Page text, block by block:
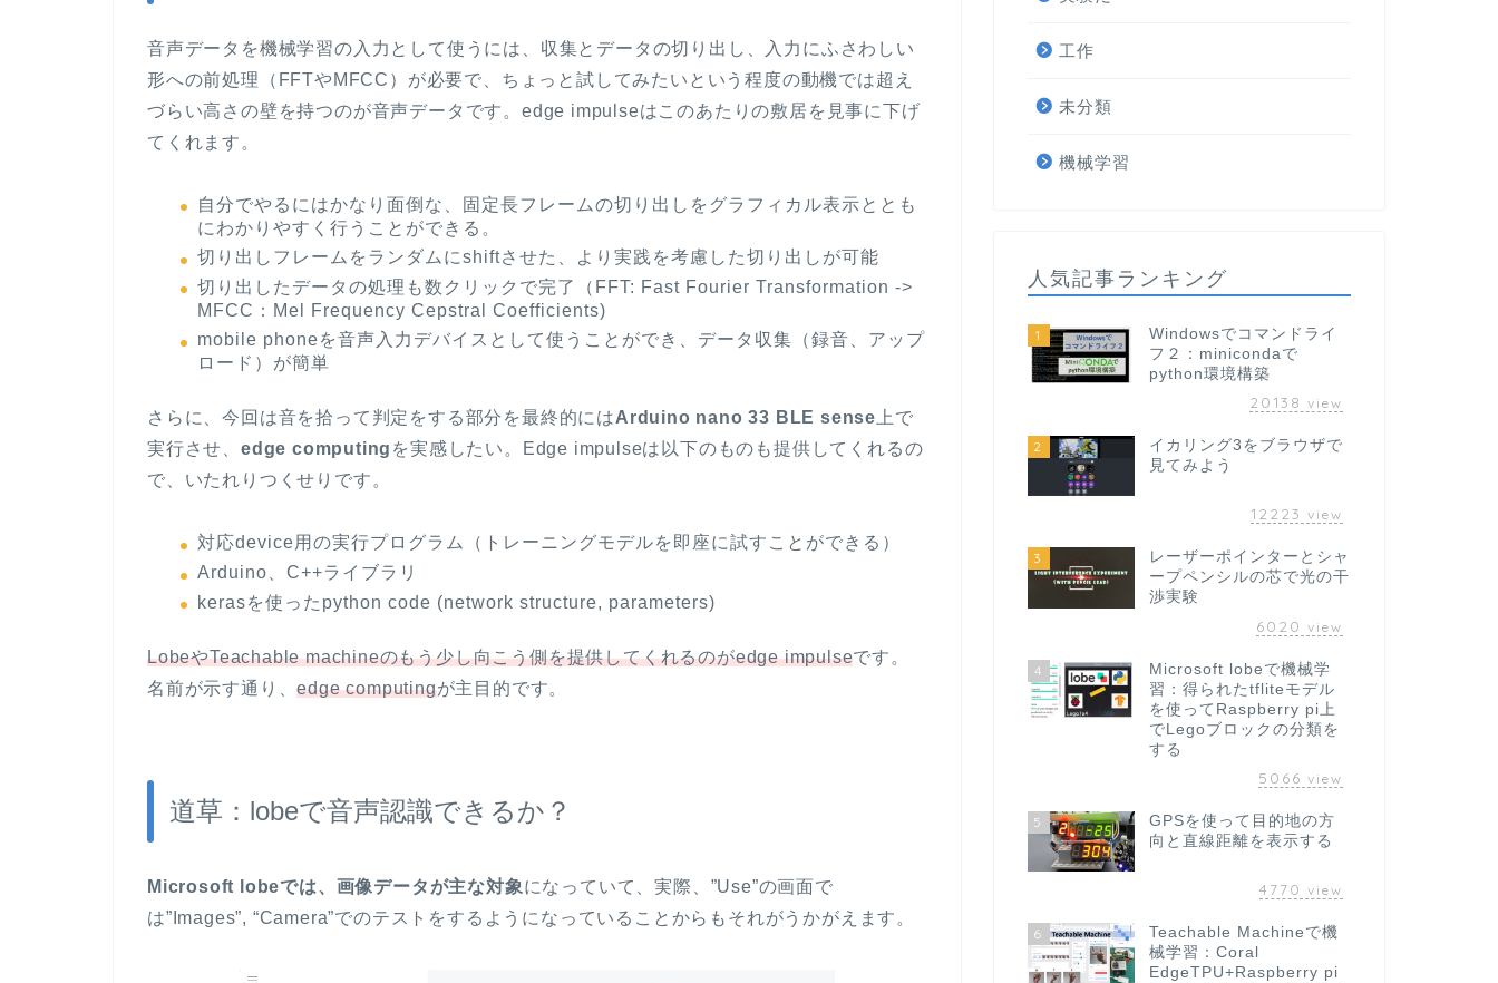
音声データを機械学習の入力として使うには、収集とデータの切り出し、入力にふさわしい
形への前処理（FFTやMFCC）が必要で、ちょっと試してみたいという程度の動機では超え
づらい高さの壁を持つのが音声データです。edge impulseはこのあたりの敷居を見事に下げ
てくれます。
自分でやるにはかなり面倒な、固定長フレームの切り出しをグラフィカル表示ととも
にわかりやすく行うことができる。
切り出しフレームをランダムにshiftさせた、より実践を考慮した切り出しが可能
切り出したデータの処理も数クリックで完了（FFT: Fast Fourier Transformation ->
MFCC：Mel Frequency Cepstral Coefficients)
mobile phoneを音声入力デバイスとして使うことができ、データ収集（録音、アップ
ロード）が簡単
さらに、今回は音を拾って判定をする部分を最終的にはArduino nano 33 BLE sense上で
実行させ、 edge computing を実感したい。Edge impulseは以下のものも提供してくれるの
で、いたれりつくせりです。
対応device用の実行プログラム（トレーニングモデルを即座に試すことができる）
Arduino、C++ライブラリ
kerasを使ったpython code (network structure, parameters)
LobeやTeachable machineのもう少し向こう側を提供してくれるのがedge impulseです。
名前が示す通り、edge computingが主目的です。
道草：lobeで音声認識できるか？
Microsoft lobeでは、画像データが主な対象になっていて、実際、”Use”の画面で
は”Images”, “Camera”でのテストをするようになっていることからもそれがうかがえます。
工作
未分類
機械学習
人気記事ランキング
1
Windowsでコマンドライ
フ２：minicondaで
python環境構築
20138 view
2
イカリング3をブラウザで
見てみよう
12223 view
3
レーザーポインターとシャ
ープペンシルの芯で光の干
渉実験
6020 view
4
Microsoft lobeで機械学
習：得られたtfliteモデル
を使ってRaspberry pi上
でLegoブロックの分類を
する
5066 view
5
GPSを使って目的地の方
向と直線距離を表示する
4770 view
6
Teachable Machineで機
械学習：Coral
EdgeTPU+Raspberry pi